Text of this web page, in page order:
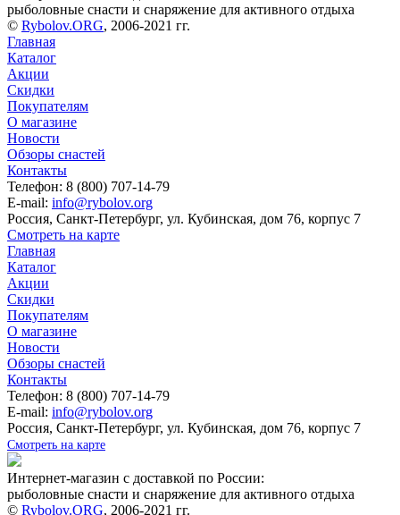
рыболовные снасти и снаряжение для активного отдыха
© Rybolov.ORG, 2006-2021 гг.
Главная
Каталог
Акции
Скидки
Покупателям
О магазине
Новости
Обзоры снастей
Контакты
Телефон: 8 (800) 707-14-79
E-mail: info@rybolov.org
Россия, Санкт-Петербург, ул. Кубинская, дом 76, корпус 7
Смотреть на карте
Главная
Каталог
Акции
Скидки
Покупателям
О магазине
Новости
Обзоры снастей
Контакты
Телефон: 8 (800) 707-14-79
E-mail: info@rybolov.org
Россия, Санкт-Петербург, ул. Кубинская, дом 76, корпус 7
Смотреть на карте
Интернет-магазин с доставкой по России:
рыболовные снасти и снаряжение для активного отдыха
© Rybolov.ORG, 2006-2021 гг.